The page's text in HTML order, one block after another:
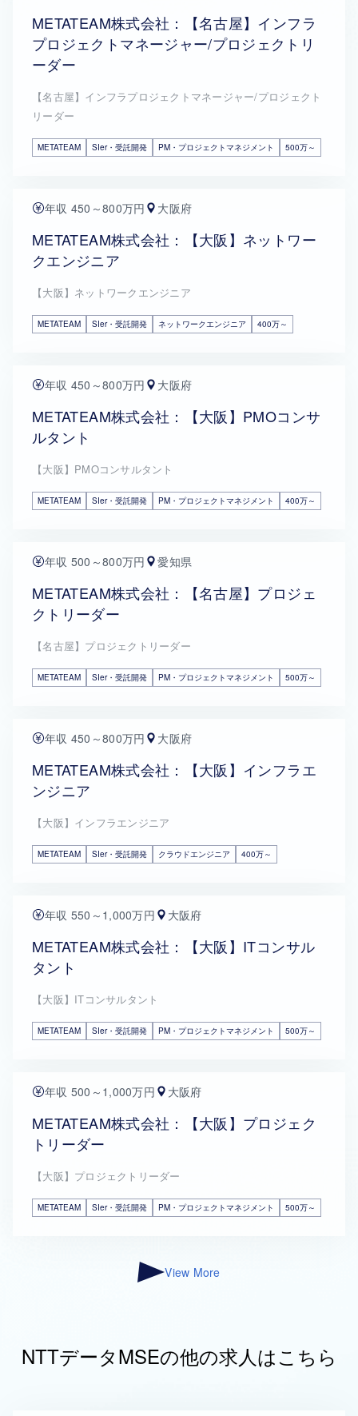
METATEAM株式会社：【名古屋】インフラ
プロジェクトマネージャー/プロジェクトリ
ーダー
【名古屋】インフラプロジェクトマネージャー/プロジェクト
リーダー
METATEAM SIer・受託開発 PM・プロジェクトマネジメント 500万～
年収 450～800万円 大阪府
METATEAM株式会社：【大阪】ネットワー
クエンジニア
【大阪】ネットワークエンジニア
METATEAM SIer・受託開発 ネットワークエンジニア 400万～
年収 450～800万円 大阪府
METATEAM株式会社：【大阪】PMOコンサ
ルタント
【大阪】PMOコンサルタント
METATEAM SIer・受託開発 PM・プロジェクトマネジメント 400万～
年収 500～800万円 愛知県
METATEAM株式会社：【名古屋】プロジェ
クトリーダー
【名古屋】プロジェクトリーダー
METATEAM SIer・受託開発 PM・プロジェクトマネジメント 500万～
年収 450～800万円 大阪府
METATEAM株式会社：【大阪】インフラエ
ンジニア
【大阪】インフラエンジニア
METATEAM SIer・受託開発 クラウドエンジニア 400万～
年収 550～1,000万円 大阪府
METATEAM株式会社：【大阪】ITコンサル
タント
【大阪】ITコンサルタント
METATEAM SIer・受託開発 PM・プロジェクトマネジメント 500万～
年収 500～1,000万円 大阪府
METATEAM株式会社：【大阪】プロジェク
トリーダー
【大阪】プロジェクトリーダー
METATEAM SIer・受託開発 PM・プロジェクトマネジメント 500万～
View More
NTTデータMSEの他の求人はこちら